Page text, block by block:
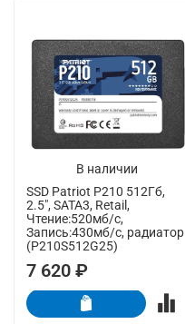
В наличии
SSD Patriot P210 512Гб,
2.5", SATA3, Retail,
Чтение:520мб/с,
Запись:430мб/с, радиатор
(P210S512G25)
7 620 ₽